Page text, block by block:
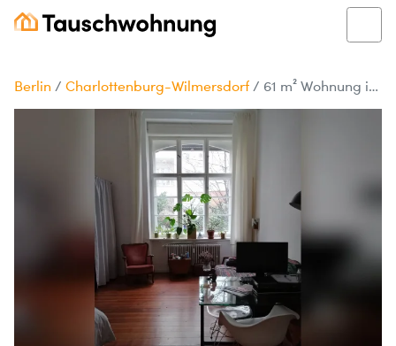
Berlin / Charlottenburg-Wilmersdorf / 61 m² Wohnung in Berlin tauschen